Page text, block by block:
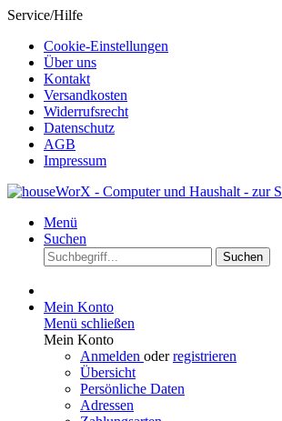
Service/Hilfe
Cookie-Einstellungen
Über uns
Kontakt
Versandkosten
Widerrufsrecht
Datenschutz
AGB
Impressum
Menü
Suchen
Suchen
Mein Konto
Menü schließen
Mein Konto
Anmelden oderregistrieren
Übersicht
Persönliche Daten
Adressen